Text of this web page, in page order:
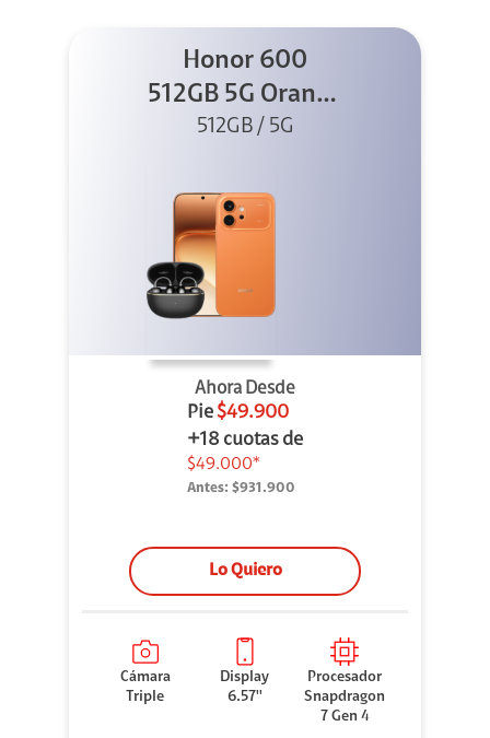
Honor 600
512GB 5G Orange
+ Clip 2
512GB / 5G
Ahora Desde
Pie $49.900
+18 cuotas de
$49.000*
Antes: $931.900
Lo Quiero
Cámara
Triple
Display
6.57''
Procesador
Snapdragon
7 Gen 4